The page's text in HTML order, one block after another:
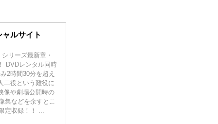
ルサイト
リーズ最新章・
DVDレンタル同時
2時間30分を超え
二役という難役に
像や劇場公開時の
集などを余すとこ
定収録！！ ...